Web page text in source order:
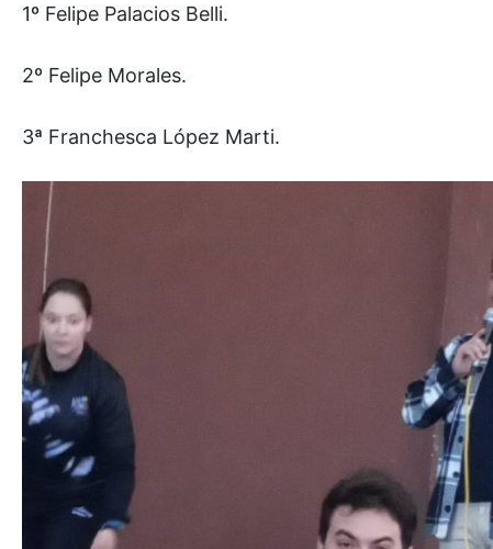
1º Felipe Palacios Belli.
2º Felipe Morales.
3ª Franchesca López Marti.